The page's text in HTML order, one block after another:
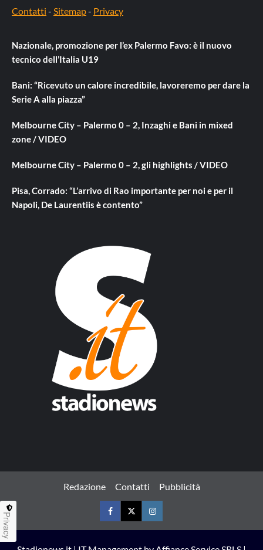
Contatti - Sitemap- Privacy
Nazionale, promozione per l’ex Palermo Favo: è il nuovo
tecnico dell’Italia U19
Bani: “Ricevuto un calore incredibile, lavoreremo per dare la
Serie A alla piazza”
Melbourne City – Palermo 0 – 2, Inzaghi e Bani in mixed
zone / VIDEO
Melbourne City – Palermo 0 – 2, gli highlights / VIDEO
Pisa, Corrado: “L’arrivo di Rao importante per noi e per il
Napoli, De Laurentiis è contento”
Redazione Contatti Pubblicità
FacebookTwitterInstagram
Privacy